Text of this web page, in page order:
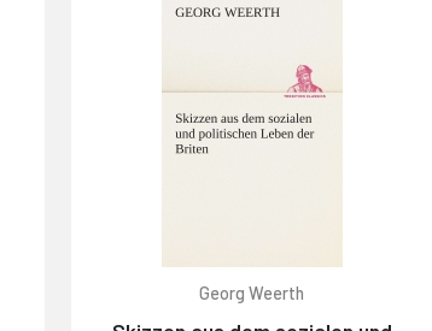
Georg Weerth